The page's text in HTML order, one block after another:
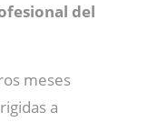
del
meses
a